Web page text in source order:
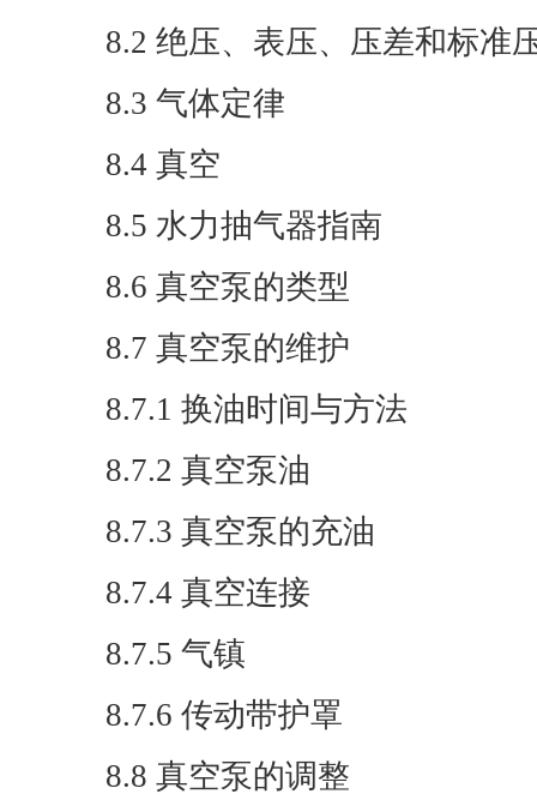
8.2 绝压、表压、压差和标准
8.3 气体定律
8.4 真空
8.5 水力抽气器指南
8.6 真空泵的类型
8.7 真空泵的维护
8.7.1 换油时间与方法
8.7.2 真空泵油
8.7.3 真空泵的充油
8.7.4 真空连接
8.7.5 气镇
8.7.6 传动带护罩
8.8 真空泵的调整